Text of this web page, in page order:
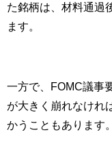
た銘柄は、材料通過
ます。
一方で、FOMC議事
が大きく崩れなけれ
かうこともあります。